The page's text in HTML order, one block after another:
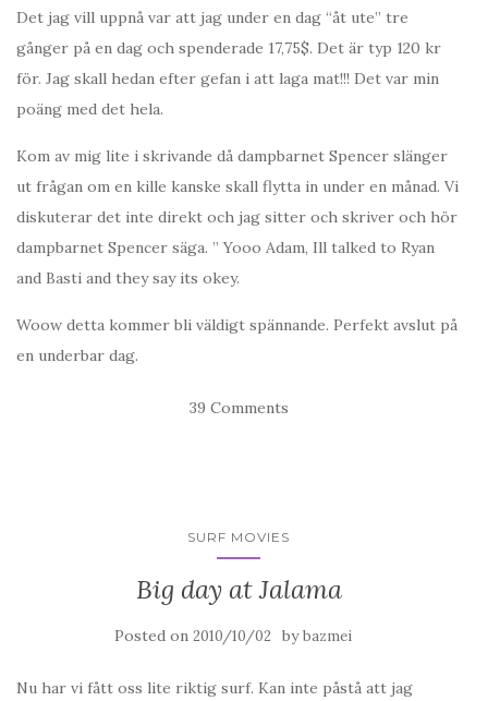
Det jag vill uppnå var att jag under en dag “åt ute” tre
gånger på en dag och spenderade 17,75$. Det är typ 120 kr
för. Jag skall hedan efter gefan i att laga mat!!! Det var min
poäng med det hela.
Kom av mig lite i skrivande då dampbarnet Spencer slänger
ut frågan om en kille kanske skall flytta in under en månad. Vi
diskuterar det inte direkt och jag sitter och skriver och hör
dampbarnet Spencer säga. ” Yooo Adam, Ill talked to Ryan
and Basti and they say its okey.
Woow detta kommer bli väldigt spännande. Perfekt avslut på
en underbar dag.
39 Comments
SURF MOVIES
Big day at Jalama
Posted on 2010/10/02 bybazmei
Nu har vi fått oss lite riktig surf. Kan inte påstå att jag